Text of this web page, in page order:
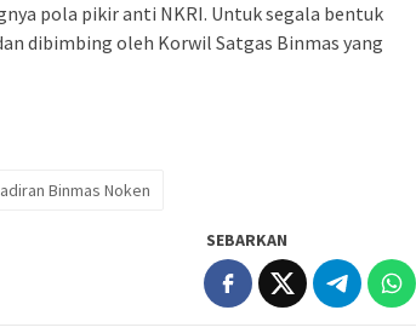
pola pikir anti NKRI. Untuk segala bentuk
dibimbing oleh Korwil Satgas Binmas yang
Binmas Noken
SEBARKAN